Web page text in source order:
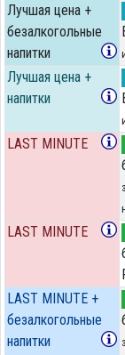
Лучшая цена +
безалкогольные
напитки
Лучшая цена +
напитки
LAST MINUTE
LAST MINUTE
LAST MINUTE +
безалкогольные
напитки